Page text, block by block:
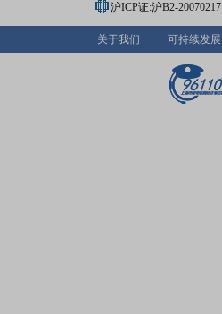
沪ICP证:沪B2-20070217
关于我们 可持续发展